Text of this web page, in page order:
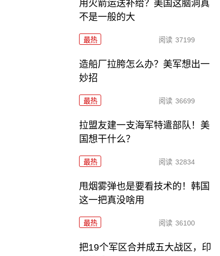
用火箭运送补给？美国这脑洞真
不是一般的大
最热 阅读 37199
造船厂拉胯怎么办？美军想出一
妙招
最热 阅读 36699
拉盟友建一支海军特遣部队！美
国想干什么？
最热 阅读 32834
甩烟雾弹也是要看技术的！韩国
这一把真没啥用
最热 阅读 36100
把19个军区合并成五大战区，印